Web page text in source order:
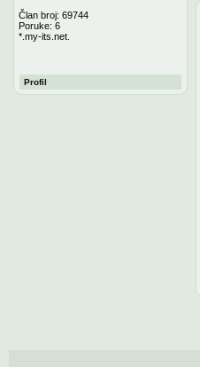
Član broj: 69744
Poruke: 6
*.my-its.net.
Profil